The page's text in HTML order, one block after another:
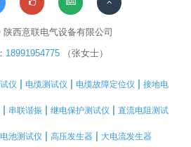
西意联电气设备有限公司
18991954775（张女士）
仪 电缆测试仪 电缆故障定位仪 接地电
串联谐振 继电保护测试仪 直流电阻测试
池测试仪 高压发生器 大电流发生器